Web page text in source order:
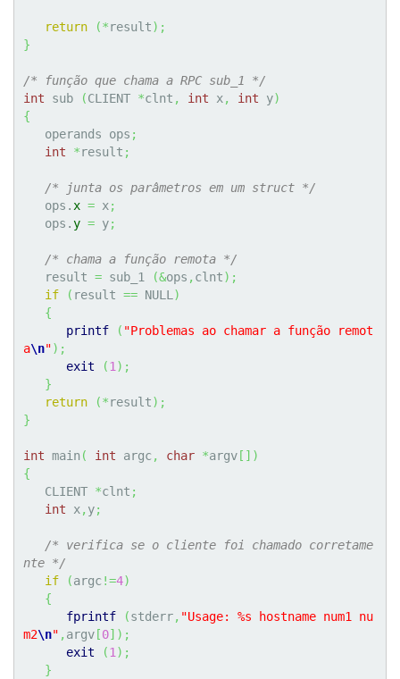
return (*result) ;
}
/* função que chama a RPC sub_1 */
int sub (CLIENT *clnt , int x, int y)
{
   operands ops
;
int
*result ;
/* junta os parâmetros em um struct */
   ops.
x = x;
   ops.
y = y;
/* chama a função remota */
   result
= sub_1 (&ops , clnt) ;
if
( result == NULL )
{
printf
( "Problemas ao chamar a função remot
a\n") ;
exit
(1 ) ;
}
return
(*result) ;
}
int main ( int argc, char *argv [ ] )
{
   CLIENT
*clnt ;
int x, y;
/* verifica se o cliente foi chamado corretame
nte */
if
(argc!=4)
{
fprintf
(stderr, "Usage: %s hostname num1 nu
m2\n" , argv [0] ) ;
exit
(1 ) ;
}